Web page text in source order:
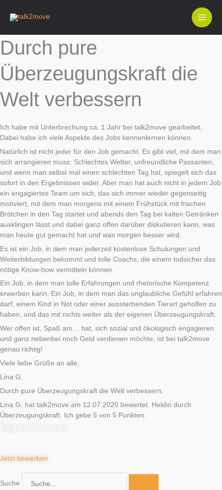
Inhalt
Durch pure
Überzeugungskraft die
Welt verbessern
Ich habe mit Unterbrechung ca. 1 Jahr bei talk2move gearbeitet.
Dabei habe ich viele Aspekte des Jobs kennenlernen können.
Natürlich ist nicht jeder für den Job gemacht. Es gibt viel, mit dem man
sich arrangieren muss: Schlechtes Wetter, unfreundliche Passanten,
und wenn man selbst mal einen schlechten Tag hat, spiegelt sich das
sofort in den Ergebnissen wider. Aber man hat auch nicht in jedem Job
ein engagiertes Team um sich, das sich immer wieder gegenseitig
motiviert, mit dem man morgens mit einem Frühstück mit frischen
Brötchen in den Tag startet und abends den Tag bei kalten Getränken
ausklingen lässt und dabei ganz offen darüber diskutieren kann, was
man heute gut gemacht hat und was morgen besser wird.
Es ist ein Job, in dem man jederzeit kostenlose Schulungen und
Weiterbildungen bekommt und tolle Coachs, die einem todsicher das
nötige Know-how vermitteln können.
Ein Job, in dem man tolle Erfahrungen und rhetorische Kompetenz
erwerben kann. Ein Job, in dem man das unglaubliche Gefühl erfahren
darf, einem Kind in Not oder einer aussterbenden Tierart geholfen zu
haben, und das mit nichts weiter als der eigenen Überzeugungskraft.
Wer offen ist, Spaß am… hat, sich sozial und ökologisch engagieren
und ganz nebenbei noch Geld verdienen möchte, ist bei talk2move
genau richtig!
Viele liebe Grüße an alle,
Lina G.
Durch pure Überzeugungskraft die Welt verbessern.
Lina G. hat talk2move am 12.07.2020 bewertet. Heldin durch
Überzeugungskraft. Ich gebe 5 von 5 Punkten.
Jetzt bewerben
Suche